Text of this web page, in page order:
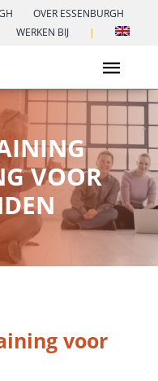
OVER ESSENBURGH
WERKEN BIJ
|
VOOR
voor